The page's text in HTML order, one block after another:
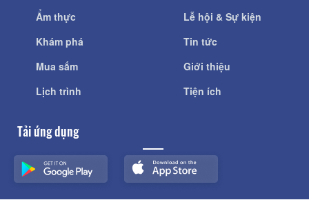
Ẩm thực
Khám phá
Mua sắm
Lịch trình
Lễ hội & Sự kiện
Tin tức
Giới thiệu
Tiện ích
Tải ứng dụng